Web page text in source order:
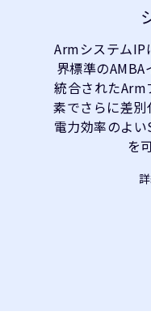
ArmシステムIP
界標準の
統合されたArm
素でさらに差
電力効率のよ
を